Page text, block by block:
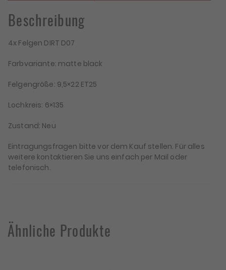
Beschreibung
4x Felgen DIRT D07
Farbvariante: matte black
Felgengröße: 9,5×22 ET25
Lochkreis: 6×135
Zustand: Neu
Eintragungsfragen bitte vor dem Kauf stellen. Für alles
weitere kontaktieren Sie uns einfach per Mail oder
telefonisch.
Ähnliche Produkte